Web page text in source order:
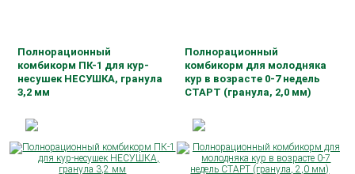
Полнорационный
комбикорм ПК-1 для кур-
несушек НЕСУШКА, гранула
3,2 мм
Полнорационный
комбикорм для молодняка
кур в возрасте 0-7 недель
СТАРТ (гранула, 2,0 мм)